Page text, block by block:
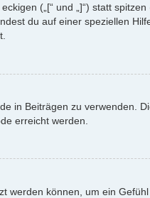
(„[“ und „]“) statt
du auf einer speziellen
in Beiträgen zu verwenden.
erreicht werden.
werden können, um ein